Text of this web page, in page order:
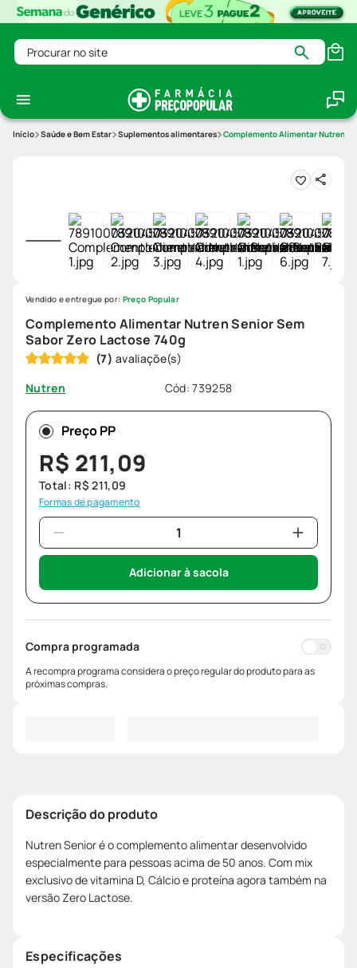
Procurar no site
Saúde e Bem Estar Suplementos alimentares Complemento Alimentar Nutren
Complemento Alimentar Nutren Senior Sem
Sabor Zero Lactose 740g
(7)
Nutren
Cód:739258
Vendido e entregue por: Preço Popular
Preço PP
R$ 211,09
Total: R$ 211,09
Formas de pagamento
Adicionar à sacola
Compra programada
A recompra programa considera o preço regular do produto para as
próximas compras.
Descrição do produto
Nutren Senior é o complemento alimentar desenvolvido
especialmente para pessoas acima de 50 anos. Com mix
exclusivo de vitamina D, Cálcio e proteína agora também na
versão Zero Lactose.
Especificações